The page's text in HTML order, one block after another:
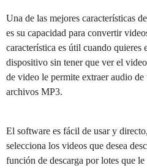
Una de las mejores características
es su capacidad para convertir
característica es útil cuando quieres
dispositivo sin tener que ver el
de video le permite extraer audio
archivos MP3.
El software es fácil de usar y
selecciona los videos que desea
función de descarga por lotes que